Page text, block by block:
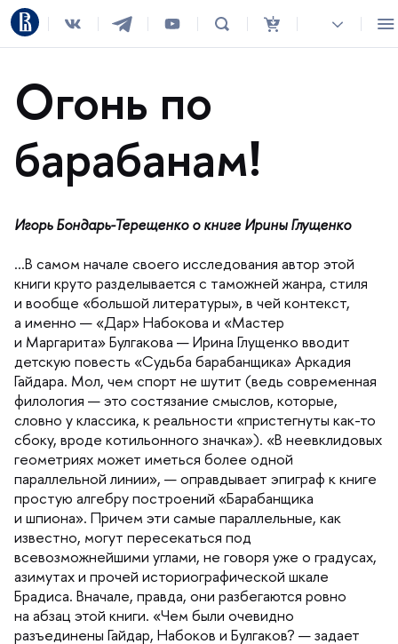
Огонь по
арабанам!
Игорь Бондарь-Терещенко о книге Ирины Глущенко
самом начале своего исследования автор этой
книги круто разделывается с таможней жанра, стиля
и вообще «большой литературы», в чей контекст,
а именно — «Дар» Набокова и «Мастер
и Маргарита» Булгакова — Ирина Глущенко вводит
детскую повесть «Судьба барабанщика» Аркадия
Гайдара. Мол, чем спорт не шутит (ведь современная
филология — это состязание смыслов, которые,
словно у классика, к реальности «пристегнуты как-то
сбоку, вроде котильонного значка»). «В неевклидовых
еометриях может иметься более одной
параллельной линии», — оправдывает эпиграф к книге
простую алгебру построений «Барабанщика
и шпиона». Причем эти самые параллельные, как
известно, могут пересекаться под
севозможнейшими углами, не говоря уже о градусах,
азимутах и прочей историографической шкале
Брадиса. Вначале, правда, они разбегаются ровно
на абзац этой книги. «Чем были очевидно
разъединены Гайдар, Набоков и Булгаков? — задает